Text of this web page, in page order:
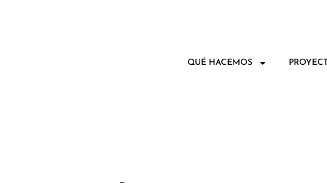
QUÉ HACEMOS